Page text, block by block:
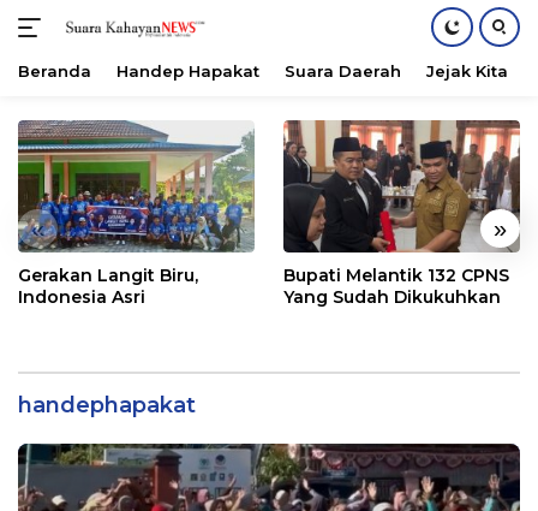
konten
Beranda Handep Hapakat Suara Daerah Jejak Kita
« »
Gerakan Langit Biru,
Indonesia Asri
Bupati Melantik 132 CPNS
Yang Sudah Dikukuhkan
handephapakat